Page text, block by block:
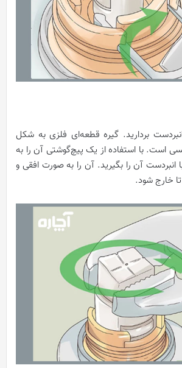
انبردست بردارید. گیره قطعه‌ای فلزی به شکل
است. با استفاده از یک پیچ‌گوشتی آن را به
با انبردست آن را بگیرید. آن را به صورت افقی و
خارج شود.